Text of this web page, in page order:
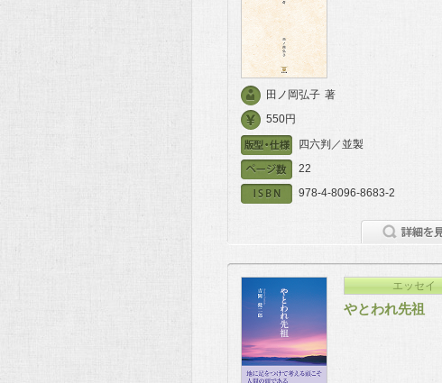
田ノ岡弘子 著
550円
四六判／並製
22
978-4-8096-8683-2
エッセイ
やとわれ先祖